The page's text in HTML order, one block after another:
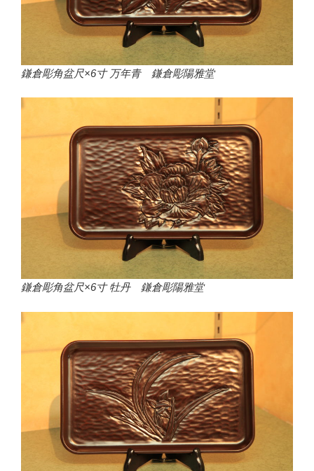
鎌倉彫角盆尺×6寸 万年青 鎌倉彫陽雅堂
鎌倉彫角盆尺×6寸 牡丹 鎌倉彫陽雅堂